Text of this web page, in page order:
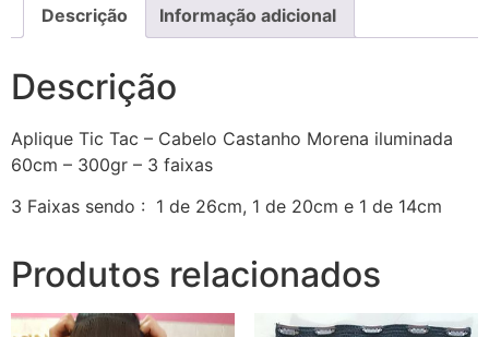
Descrição Informação adicional
Descrição
Aplique Tic Tac – Cabelo Castanho Morena iluminada
60cm – 300gr – 3 faixas
3 Faixas sendo : 1 de 26cm, 1 de 20cm e 1 de 14cm
Produtos relacionados